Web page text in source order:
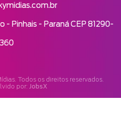
- Pinhais - Paraná CEP 81290-
360
Todos os direitos reservados.
por: JobsX